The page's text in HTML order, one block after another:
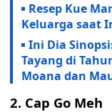
Resep Kue
Keluarga saat
Ini Dia
Tayang di
Moana dan
2. Cap Go Meh